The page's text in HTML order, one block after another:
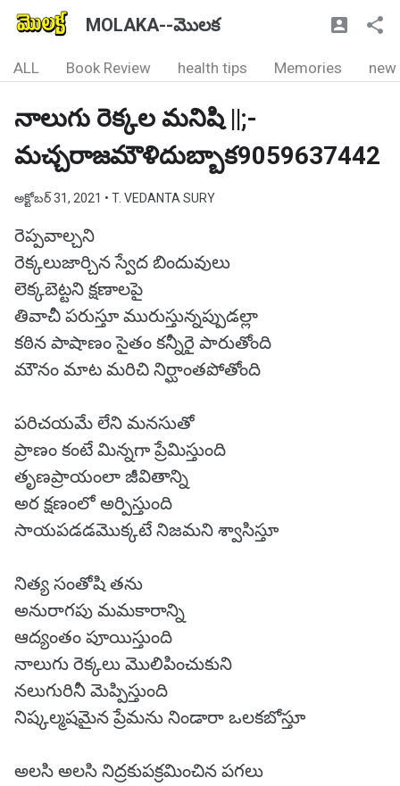
MOLAKA--మొలక
ALL Book Review health tips Memories new
నాలుగు రెక్కల మనిషి ||;-
మచ్చరాజమౌళిదుబ్బాక9059637442
అక్టోబర్ 31, 2021 • T. VEDANTA SURY
రెప్పవాల్చని
రెక్కలుజార్చిన స్వేద బిందువులు
లెక్కబెట్టని క్షణాలపై
తివాచీ పరుస్తూ మురుస్తున్నప్పుడల్లా
కఠిన పాషాణం సైతం కన్నీరై పారుతోంది
మౌనం మాట మరిచి నిర్ఘాంతపోతోంది
పరిచయమే లేని మనసుతో
ప్రాణం కంటే మిన్నగా ప్రేమిస్తుంది
తృణప్రాయంలా జీవితాన్ని
అర క్షణంలో అర్పిస్తుంది
సాయపడడమొక్కటే నిజమని శ్వాసిస్తూ
నిత్య సంతోషి తను
అనురాగపు మమకారాన్ని
ఆద్యంతం పూయిస్తుంది
నాలుగు రెక్కలు మొలిపించుకుని
నలుగురినీ మెప్పిస్తుంది
నిష్కల్మషమైన ప్రేమను నిండారా ఒలకబోస్తూ
అలసి అలసి నిద్రకుపక్రమించిన పగలు